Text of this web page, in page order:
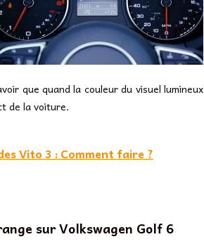
que quand la couleur du visuel lumineux
de la voiture.
Vito 3 : Comment faire ?
sur Volkswagen Golf 6